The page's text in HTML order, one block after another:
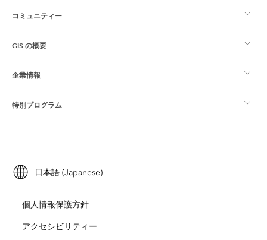
ArcGIS の概要
マッピング
コミュニティー
Esri Community
ArcGIS ブログ
Esri Young Professionals Network
GIS の概要
GIS とは
ロケーション インテリジェンス
トレーニング
ArcUser
ArcNews
企業情報
Esri について
採用情報
オープンビジョン
特別プログラム
ArcGIS for Student Use
自然保護
日本語 (Japanese)
個人情報保護方針
アクセシビリティー